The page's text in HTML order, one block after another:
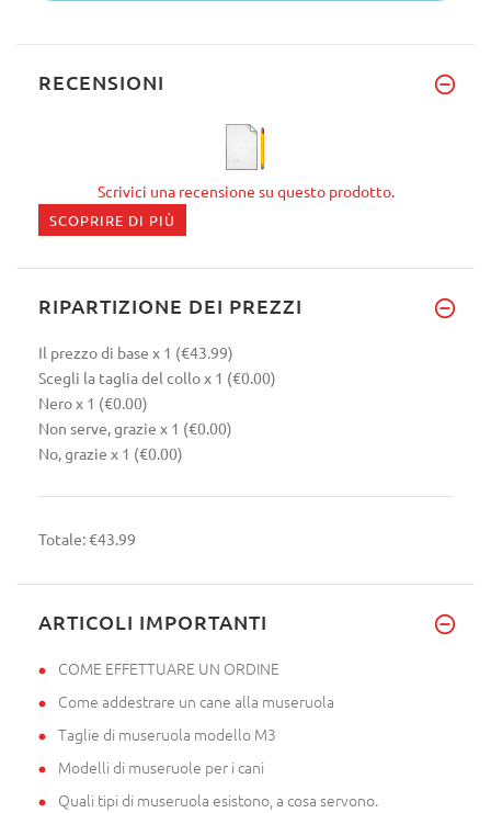
RECENSIONI
Scrivici una recensione su questo prodotto.
SCOPRIRE DI PIÙ
RIPARTIZIONE DEI PREZZI
Il prezzo di base x 1 (€43.99)
Scegli la taglia del collox 1 (€0.00)
Nerox 1 (€0.00)
Non serve, grazie x 1 (€0.00)
No, grazie x 1 (€0.00)
Totale:€43.99
ARTICOLI IMPORTANTI
COME EFFETTUARE UN ORDINE
Come addestrare un cane alla museruola
Taglie di museruola modello M3
Modelli di museruole per i cani
Quali tipi di museruola esistono, a cosa servono.